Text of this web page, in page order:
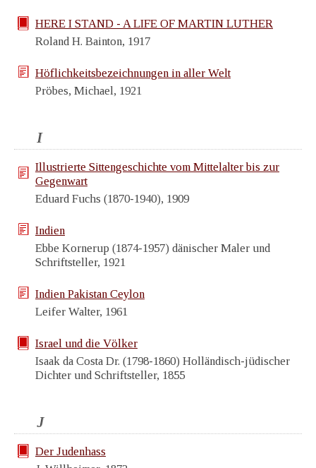
HERE I STAND - A LIFE OF MARTIN LUTHER
Roland H. Bainton, 1917
Höflichkeitsbezeichnungen in aller Welt
Pröbes, Michael, 1921
I
Illustrierte Sittengeschichte vom Mittelalter bis zur
Gegenwart
Eduard Fuchs (1870-1940), 1909
Indien
Ebbe Kornerup (1874-1957) dänischer Maler und
Schriftsteller, 1921
Indien Pakistan Ceylon
Leifer Walter, 1961
Israel und die Völker
Isaak da Costa Dr. (1798-1860) Holländisch-jüdischer
Dichter und Schriftsteller, 1855
J
Der Judenhass